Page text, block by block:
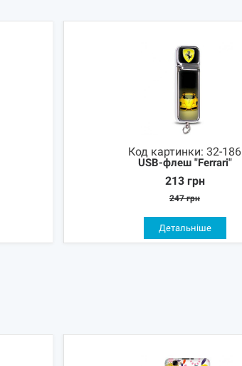
Код картинки: 32-186
USB-флеш "Ferrari"
213 грн
247 грн
Детальніше